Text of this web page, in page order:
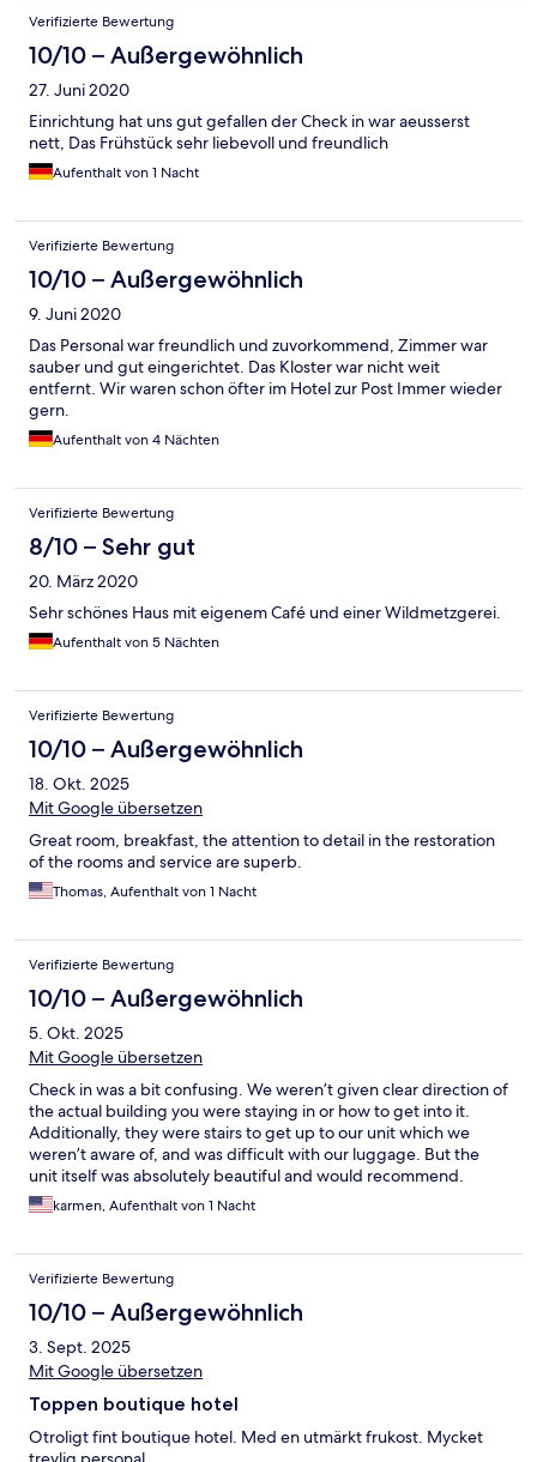
Verifizierte Bewertung
10/10 – Außergewöhnlich
27. Juni 2020
Einrichtung hat uns gut gefallen der Check in war aeusserst
nett, Das Frühstück sehr liebevoll und freundlich
Aufenthalt von 1 Nacht
Verifizierte Bewertung
10/10 – Außergewöhnlich
9. Juni 2020
Das Personal war freundlich und zuvorkommend, Zimmer war
sauber und gut eingerichtet. Das Kloster war nicht weit
entfernt. Wir waren schon öfter im Hotel zur Post Immer wieder
gern.
Aufenthalt von 4 Nächten
Verifizierte Bewertung
8/10 – Sehr gut
20. März 2020
Sehr schönes Haus mit eigenem Café und einer Wildmetzgerei.
Aufenthalt von 5 Nächten
Verifizierte Bewertung
10/10 – Außergewöhnlich
18. Okt. 2025
Mit Google übersetzen
Great room, breakfast, the attention to detail in the restoration
of the rooms and service are superb.
Thomas, Aufenthalt von 1 Nacht
Verifizierte Bewertung
10/10 – Außergewöhnlich
5. Okt. 2025
Mit Google übersetzen
Check in was a bit confusing. We weren’t given clear direction of
the actual building you were staying in or how to get into it.
Additionally, they were stairs to get up to our unit which we
weren’t aware of, and was difficult with our luggage. But the
unit itself was absolutely beautiful and would recommend.
karmen, Aufenthalt von 1 Nacht
Verifizierte Bewertung
10/10 – Außergewöhnlich
3. Sept. 2025
Mit Google übersetzen
Toppen boutique hotel
Otroligt fint boutique hotel. Med en utmärkt frukost. Mycket